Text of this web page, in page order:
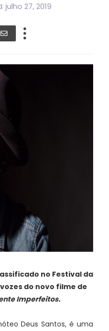
julho 27, 2019
no Festival da
do novo filme de
Imperfeitos.
Deus Santos, é uma